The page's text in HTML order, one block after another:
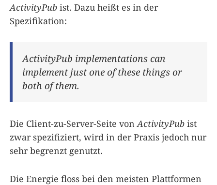
ActivityPub ist. Dazu heißt es in der
Spezifikation:
ActivityPub implementations can
implement just one of these things or
both of them.
Die Client-zu-Server-Seite von ActivityPub ist
zwar spezifiziert, wird in der Praxis jedoch nur
sehr begrenzt genutzt.
Die Energie floss bei den meisten Plattformen